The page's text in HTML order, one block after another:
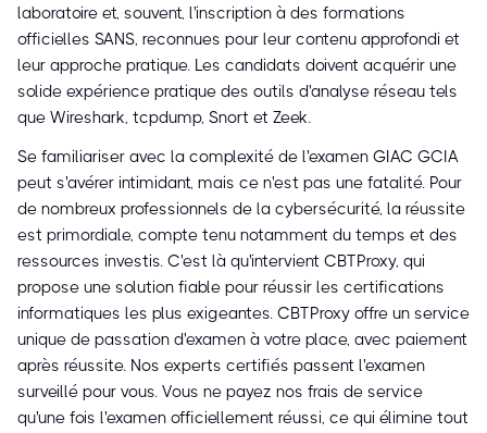
laboratoire et, souvent, l'inscription à des formations
officielles SANS, reconnues pour leur contenu approfondi et
leur approche pratique. Les candidats doivent acquérir une
solide expérience pratique des outils d'analyse réseau tels
que Wireshark, tcpdump, Snort et Zeek.
Se familiariser avec la complexité de l'examen GIAC GCIA
peut s'avérer intimidant, mais ce n'est pas une fatalité. Pour
de nombreux professionnels de la cybersécurité, la réussite
est primordiale, compte tenu notamment du temps et des
ressources investis. C'est là qu'intervient CBTProxy, qui
propose une solution fiable pour réussir les certifications
informatiques les plus exigeantes. CBTProxy offre un service
unique de passation d'examen à votre place, avec paiement
après réussite. Nos experts certifiés passent l'examen
surveillé pour vous. Vous ne payez nos frais de service
qu'une fois l'examen officiellement réussi, ce qui élimine tout